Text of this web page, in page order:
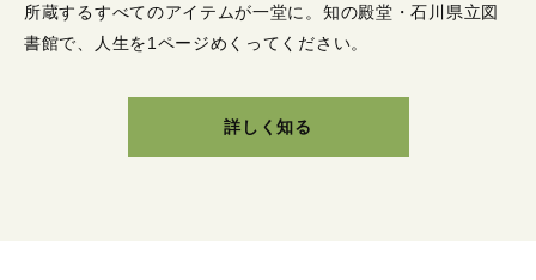
所蔵するすべてのアイテムが一堂に。 知の殿堂・石川県立図
書館で、人生を1ページめくってください。
詳しく知る